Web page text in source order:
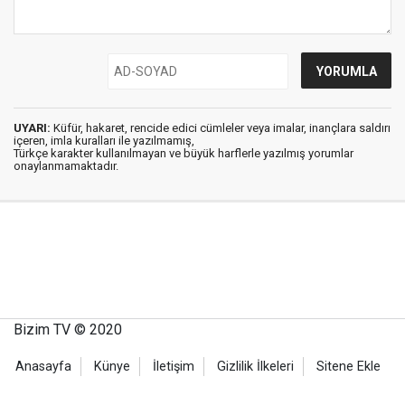
UYARI: Küfür, hakaret, rencide edici cümleler veya imalar, inançlara saldırı
içeren, imla kuralları ile yazılmamış,
Türkçe karakter kullanılmayan ve büyük harflerle yazılmış yorumlar
onaylanmamaktadır.
Bizim TV © 2020
Anasayfa Künye İletişim Gizlilik İlkeleri Sitene Ekle